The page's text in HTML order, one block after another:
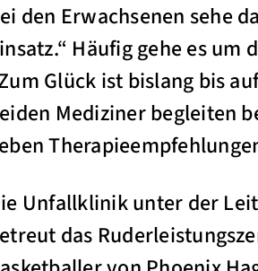
den Erwachsenen sehe
Häufig gehe es
Glück ist bislang bis
Mediziner begleiten
Unfallklinik unter der
das